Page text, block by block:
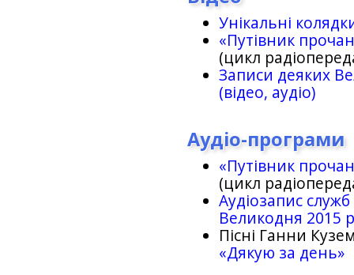
Унікальні
«Путівник
(цикл
Записи деяких
(відео, аудіо)
Аудіо-програми
«Путівник
(цикл
Аудіозапис
Великодня 2015
Пісні Ганни
«Дякую за день»